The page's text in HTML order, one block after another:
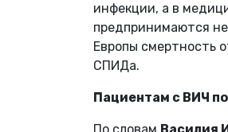
инфекции, а в
предпринимаются
Европы смертность
СПИДа.
Пациентам с ВИЧ